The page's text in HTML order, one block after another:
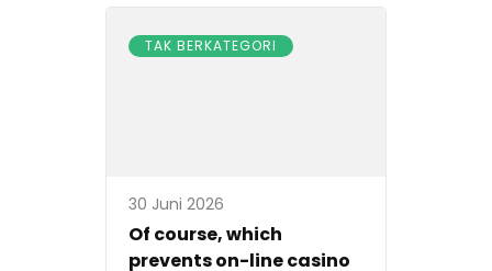
TAK BERKATEGORI
30 Juni 2026
Of course, which
prevents on-line casino